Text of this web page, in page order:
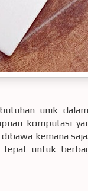
unik
komputasi
kemana
tepat untuk